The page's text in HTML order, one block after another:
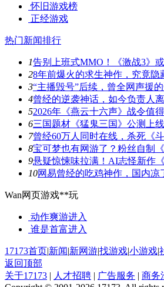
怀旧游戏榜
正经游戏
热门新闻排行
1告别上班式MMO！《激战3》
28年前爆火的求生神作，究竟隐
3“主播毁号”后续，曾全网声援
4曾经的逆袭神话，如今负责人
52026年《燕云十六声》战令值
6三国题材《猛鬼三国》公测上
7曾经60万人同时在线，杀死《
8宝可梦也有网游了？粉丝自制
9悬疑惊悚味拉满！AI志怪新作
10网易曾经的吃鸡神作，国内凉
Wan网页游戏**玩
动作爽游进入
谁是首富进入
17173首页|新闻|新网游|找游戏|小游戏|
返回顶部
关于17173 | 人才招聘 | 广告服务 | 商务